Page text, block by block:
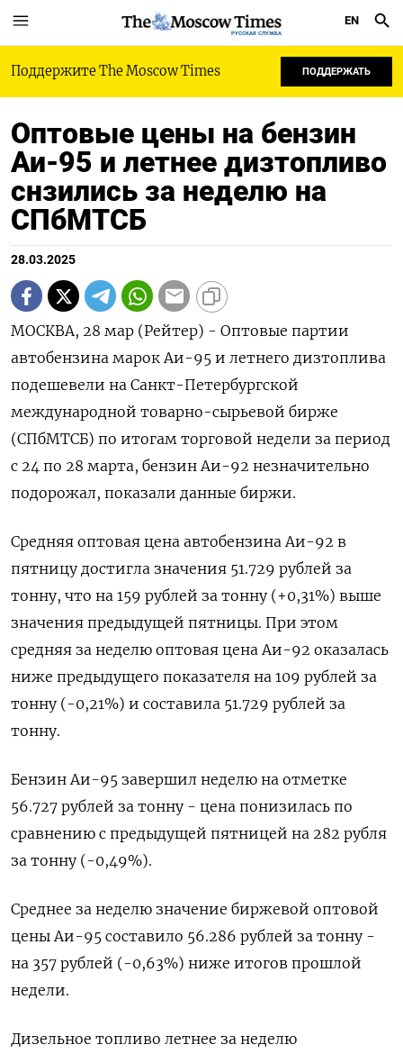
РУССКАЯ СЛУЖБА
EN
Поддержите The Moscow Times ПОДДЕРЖАТЬ
Оптовые цены на бензин
Аи-95 и летнее дизтопливо
снзились за неделю на
СПбМТСБ
28.03.2025
МОСКВА, 28 мар (Рейтер) - Оптовые партии
автобензина марок Аи-95 и летнего дизтоплива
подешевели на Санкт-Петербургской
международной товарно-сырьевой бирже
(СПбМТСБ) по итогам торговой недели за период
с 24 по 28 марта, бензин Аи-92 незначительно
подорожал, показали данные биржи.
Средняя оптовая цена автобензина Аи-92 в
пятницу достигла значения 51.729 рублей за
тонну, что на 159 рублей за тонну (+0,31%) выше
значения предыдущей пятницы. При этом
средняя за неделю оптовая цена Аи-92 оказалась
ниже предыдущего показателя на 109 рублей за
тонну (-0,21%) и составила 51.729 рублей за
тонну.
Бензин Аи-95 завершил неделю на отметке
56.727 рублей за тонну - цена понизилась по
сравнению с предыдущей пятницей на 282 рубля
за тонну (-0,49%).
Среднее за неделю значение биржевой оптовой
цены Аи-95 составило 56.286 рублей за тонну -
на 357 рублей (-0,63%) ниже итогов прошлой
недели.
Дизельное топливо летнее за неделю